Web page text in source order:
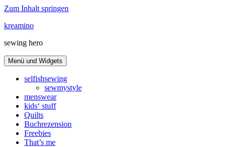
Zum Inhalt springen
kreamino
sewing hero
Menü und Widgets
selfishsewing
sewmystyle
menswear
kids‘ stuff
Quilts
Buchrezension
Freebies
That’s me